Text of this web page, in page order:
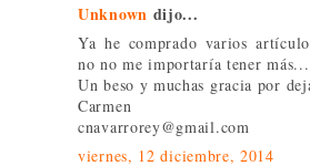
Unknown dijo...
Ya he comprado varios
no no me importaría tener más...
Un beso y muchas gracia por
Carmen
cnavarrorey@gmail.com
viernes, 12 diciembre, 2014